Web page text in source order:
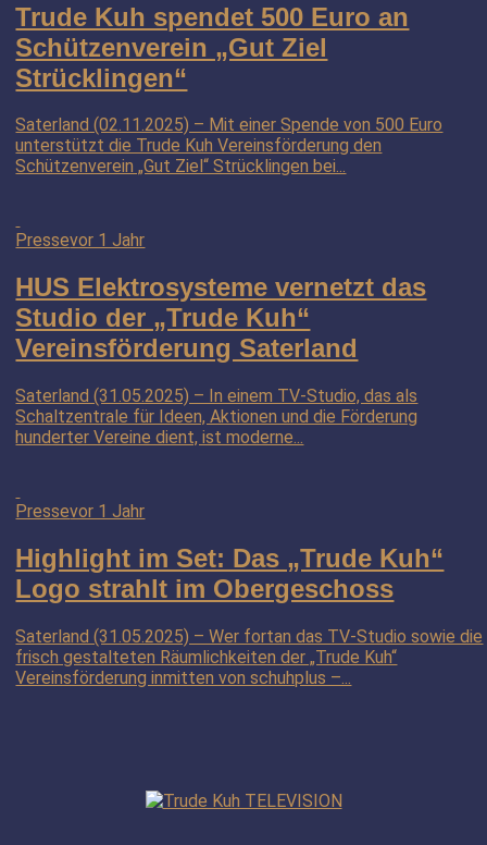
Trude Kuh spendet 500 Euro an
Schützenverein „Gut Ziel
Strücklingen“
Saterland (02.11.2025) – Mit einer Spende von 500 Euro
unterstützt die Trude Kuh Vereinsförderung den
Schützenverein „Gut Ziel“ Strücklingen bei...
Pressevor 1 Jahr
HUS Elektrosysteme vernetzt das
Studio der „Trude Kuh“
Vereinsförderung Saterland
Saterland (31.05.2025) – In einem TV-Studio, das als
Schaltzentrale für Ideen, Aktionen und die Förderung
hunderter Vereine dient, ist moderne...
Pressevor 1 Jahr
Highlight im Set: Das „Trude Kuh“
Logo strahlt im Obergeschoss
Saterland (31.05.2025) – Wer fortan das TV-Studio sowie die
frisch gestalteten Räumlichkeiten der „Trude Kuh“
Vereinsförderung inmitten von schuhplus –...